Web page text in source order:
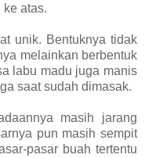
ke atas.
unik. Bentuknya tidak
melainkan berbentuk
labu madu juga manis
saat sudah dimasak.
masih jarang
pun masih sempit
pasar buah tertentu